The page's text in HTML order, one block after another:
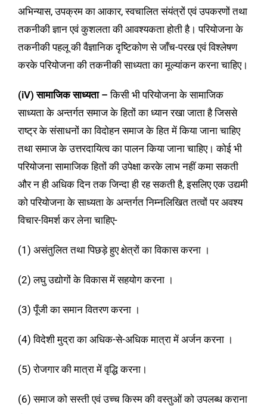
अभिन्यास, उपक्रम का आकार, स्वचालित संयंत्रों एवं उपकरणों तथा
तकनीकी ज्ञान एवं कुशलता की आवश्यकता होती है। परियोजना के
तकनीकी पहलू की वैज्ञानिक दृष्टिकोण से जाँच-परख एवं विश्लेषण
करके परियोजना की तकनीकी साध्यता का मूल्यांकन करना चाहिए।
(iV) सामाजिक साध्यता – किसी भी परियोजना के सामाजिक
साध्यता के अन्तर्गत समाज के हितों का ध्यान रखा जाता है जिससे
राष्ट्र के संसाधनों का विदोहन समाज के हित में किया जाना चाहिए
तथा समाज के उत्तरदायित्व का पालन किया जाना चाहिए। कोई भी
परियोजना सामाजिक हितों की उपेक्षा करके लाभ नहीं कमा सकती
और न ही अधिक दिन तक जिन्दा ही रह सकती है, इसलिए एक उद्यमी
को परियोजना के साध्यता के अन्तर्गत निम्नलिखित तत्वों पर अवश्य
विचार-विमर्श कर लेना चाहिए-
(1) असंतुलित तथा पिछड़े हुए क्षेत्रों का विकास करना ।
(2) लघु उद्योगों के विकास में सहयोग करना ।
(3) पूँजी का समान वितरण करना ।
(4) विदेशी मुद्रा का अधिक-से-अधिक मात्रा में अर्जन करना ।
(5) रोजगार की मात्रा में वृद्धि करना।
(6) समाज को सस्ती एवं उच्च किस्म की वस्तुओं को उपलब्ध कराना